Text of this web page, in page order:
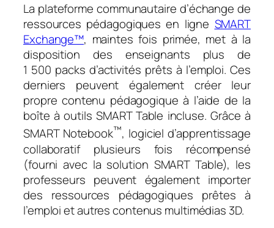
La plateforme communautaire d’échange de
ressources pédagogiques en ligne SMART
Exchange™, maintes fois primée, met à la
disposition des enseignants plus de
1 500 packs d’activités prêts à l’emploi. Ces
derniers peuvent également créer leur
propre contenu pédagogique à l’aide de la
boîte à outils SMART Table incluse. Grâce à
SMART Notebook™, logiciel d’apprentissage
collaboratif plusieurs fois récompensé
(fourni avec la solution SMART Table), les
professeurs peuvent également importer
des ressources pédagogiques prêtes à
l’emploi et autres contenus multimédias 3D.